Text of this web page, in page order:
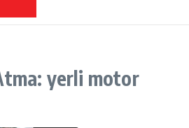
yerli motor